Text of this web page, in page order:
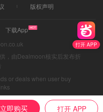
打开 APP
立即购买 打开 APP
版权声明
下载App
，由Dealmoon核实后发布折
or deals when user buy